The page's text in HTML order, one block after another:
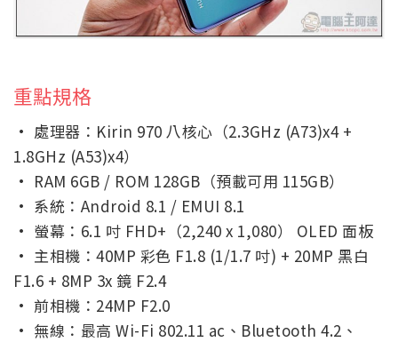
重點規格
· 處理器：Kirin 970 八核心（2.3GHz (A73)x4 +
1.8GHz (A53)x4）
· RAM 6GB / ROM 128GB（預載可用 115GB）
· 系統：Android 8.1 / EMUI 8.1
· 螢幕：6.1 吋 FHD+（2,240 x 1,080） OLED 面板
· 主相機：40MP 彩色 F1.8 (1/1.7 吋) + 20MP 黑白
F1.6 + 8MP 3x 鏡 F2.4
· 前相機：24MP F2.0
· 無線：最高 Wi-Fi 802.11 ac、Bluetooth 4.2、